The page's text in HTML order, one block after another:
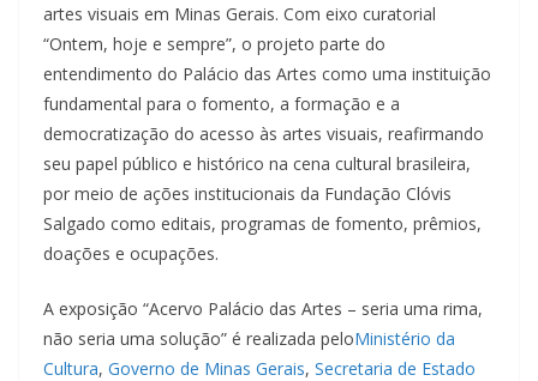
artes visuais em Minas Gerais. Com eixo curatorial
“Ontem, hoje e sempre”, o projeto parte do
entendimento do Palácio das Artes como uma instituição
fundamental para o fomento, a formação e a
democratização do acesso às artes visuais, reafirmando
seu papel público e histórico na cena cultural brasileira,
por meio de ações institucionais da Fundação Clóvis
Salgado como editais, programas de fomento, prêmios,
doações e ocupações.
A exposição “Acervo Palácio das Artes – seria uma rima,
não seria uma solução” é realizada peloMinistério da
Cultura, Governo de Minas Gerais, Secretaria de Estado